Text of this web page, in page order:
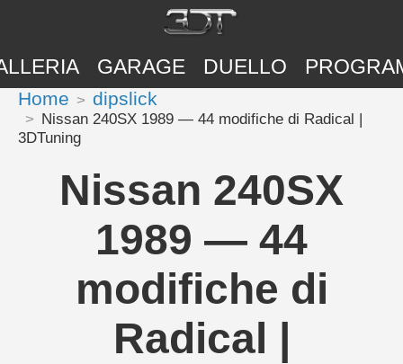
GARAGE DUELLO
Home dipslick
Nissan 240SX 1989 — 44 modifiche di Radical |
3DTuning
Nissan 240SX
1989 — 44
modifiche di
Radical |